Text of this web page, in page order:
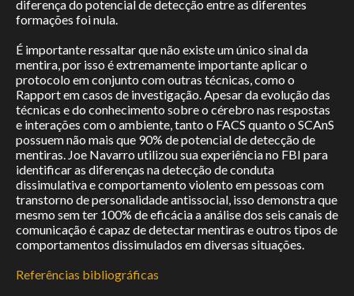
diferença do potencial de detecção entre as diferentes
formações foi nula.
É importante ressaltar que não existe um único sinal da
mentira, por isso é extremamente importante aplicar o
protocolo em conjunto com outras técnicas, como o
Rapport em casos de investigação. Apesar da evolução das
técnicas e do conhecimento sobre o cérebro nas respostas
e interações com o ambiente, tanto o FACS quanto o SCAnS
possuem não mais que 90% de potencial de detecção de
mentiras. Joe Navarro utilizou sua experiência no FBI para
identificar as diferenças na detecção de conduta
dissimulativa e comportamento violento em pessoas com
transtorno de personalidade antissocial, isso demonstra que
mesmo sem ter 100% de eficácia a análise dos seis canais de
comunicação é capaz de detectar mentiras e outros tipos de
comportamentos dissimulados em diversas situações.
Referências bibliográficas